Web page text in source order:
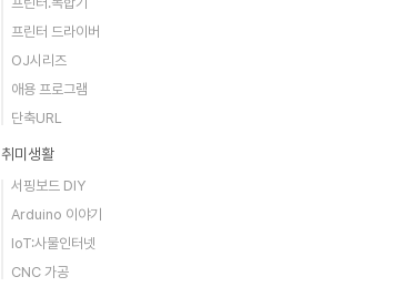
프린터 드라이버
OJ시리즈
애용 프로그램
단축URL
취미생활
서핑보드 DIY
Arduino 이야기
IoT:사물인터넷
CNC 가공